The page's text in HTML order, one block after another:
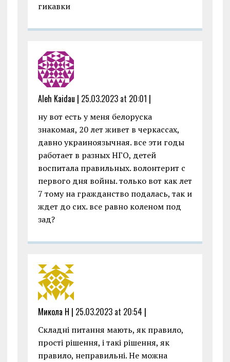
гикавки
Aleh Kaidau | 25.03.2023 at 20:01 |
ну вот есть у меня белоруска
знакомая, 20 лет живет в черкассах,
давно украиноязычная. все эти годы
работает в разных НГО, детей
воспитала правильных. волонтерит с
первого дня войны. только вот как лет
7 тому на гражданство подалась, так и
ждет до сих. все равно коленом под
зад?
Микола Н | 25.03.2023 at 20:54 |
Складні питання мають, як правило,
прості рішення, і такі рішення, як
правило, неправильні. Не можна